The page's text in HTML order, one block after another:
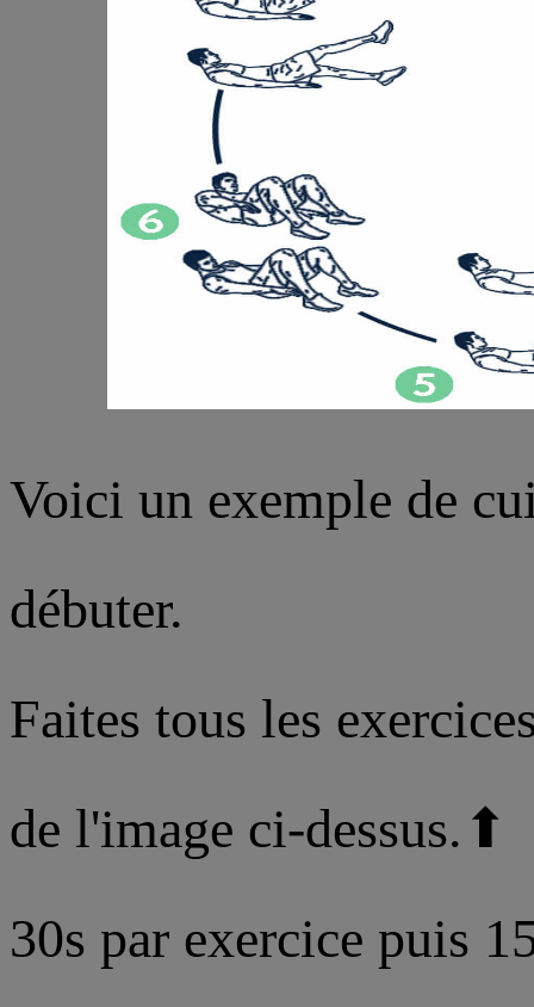
Voici un exemple de
débuter.
Faites tous les
de l'image ci-dessus.⬆
30s par exercice puis